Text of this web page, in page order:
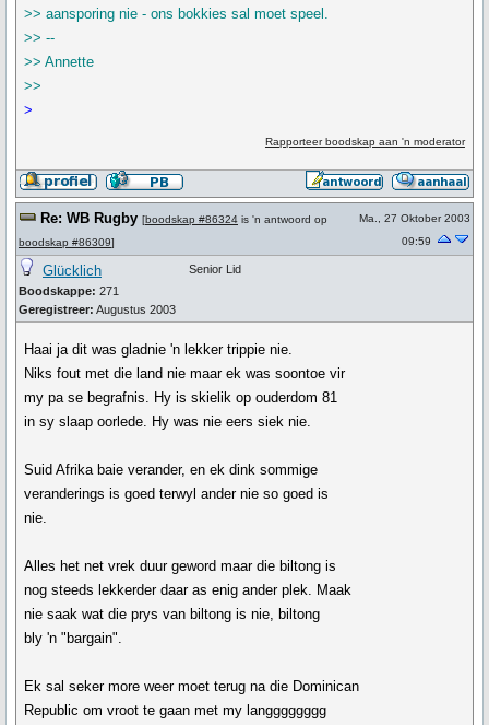
>> aansporing nie - ons bokkies sal moet speel.
>> --
>> Annette
>>
>
Rapporteer boodskap aan 'n moderator
Re: WB Rugby [boodskap #86324 is 'n antwoord op
boodskap #86309]
Ma., 27 Oktober 2003
09:59
Glücklich
Boodskappe: 271
Geregistreer: Augustus 2003
Senior Lid
Haai ja dit was gladnie 'n lekker trippie nie.
Niks fout met die land nie maar ek was soontoe vir
my pa se begrafnis. Hy is skielik op ouderdom 81
in sy slaap oorlede. Hy was nie eers siek nie.
Suid Afrika baie verander, en ek dink sommige
veranderings is goed terwyl ander nie so goed is
nie.
Alles het net vrek duur geword maar die biltong is
nog steeds lekkerder daar as enig ander plek. Maak
nie saak wat die prys van biltong is nie, biltong
bly 'n "bargain".
Ek sal seker more weer moet terug na die Dominican
Republic om vroot te gaan met my langggggggg